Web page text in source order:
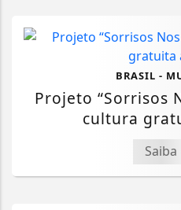
BRASIL -
Projeto “Sorrisos
cultura